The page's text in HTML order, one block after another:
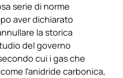
serie di norme
aver dichiarato
la storica
del governo
cui i gas che
l’anidride carbonica,